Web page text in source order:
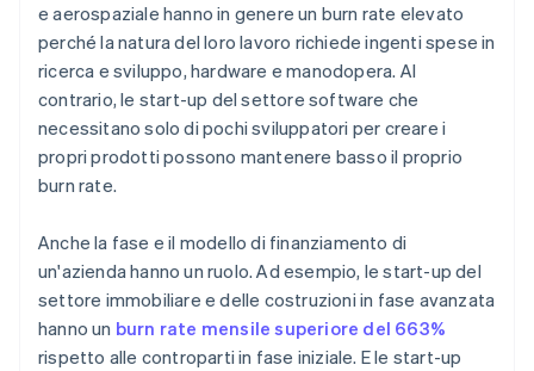
e aerospaziale hanno in genere un burn rate elevato
perché la natura del loro lavoro richiede ingenti spese in
ricerca e sviluppo, hardware e manodopera. Al
contrario, le start-up del settore software che
necessitano solo di pochi sviluppatori per creare i
propri prodotti possono mantenere basso il proprio
burn rate.
Anche la fase e il modello di finanziamento di
un'azienda hanno un ruolo. Ad esempio, le start-up del
settore immobiliare e delle costruzioni in fase avanzata
hanno un burn rate mensile superiore del 663%
rispetto alle controparti in fase iniziale. E le start-up